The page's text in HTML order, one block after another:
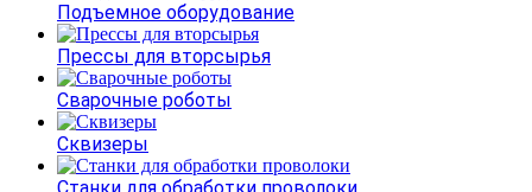
Подъемное оборудование
Прессы для вторсырья
Сварочные роботы
Сквизеры